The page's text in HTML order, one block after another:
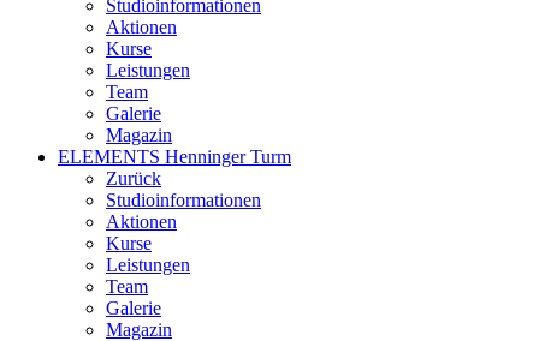
Studioinformationen
Aktionen
Kurse
Leistungen
Team
Galerie
Magazin
ELEMENTS Henninger Turm
Zurück
Studioinformationen
Aktionen
Kurse
Leistungen
Team
Galerie
Magazin